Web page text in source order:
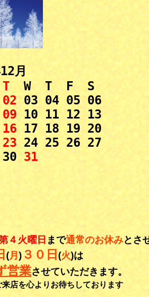
月
W T F S
03 04 05 06
10 11 12 13
17 18 19 20
24 25 26 27
31
４火曜日 まで通常のお休みとさ
(月 ) ３０日 (火)は
営業させていただきます。
来店を心よりお待ちしております